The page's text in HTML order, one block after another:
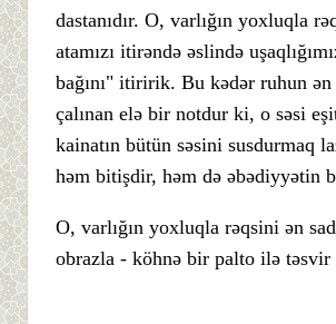
dastanıdır. O, varlığın yoxluqla
atamızı itirəndə əslində
bağını" itiririk. Bu kədər ruhun
çalınan elə bir notdur ki, o səsi
kainatın bütün səsini susdurmaq
həm bitişdir, həm də əbədiyyətin
O, varlığın yoxluqla rəqsini ən
obrazla - köhnə bir palto ilə təsvir